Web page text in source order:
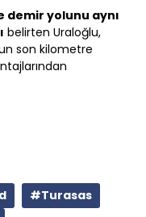
demir yolunu aynı
belirten Uraloğlu,
son kilometre
#Turasas